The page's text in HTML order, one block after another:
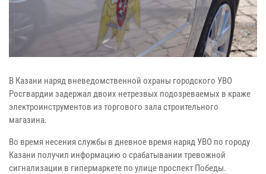
В Казани наряд вневедомственной охраны городского УВО
Росгвардии задержал двоих нетрезвых подозреваемых в краже
электроинструментов из торгового зала строительного
магазина.
Во время несения службы в дневное время наряд УВО по городу
Казани получил информацию о срабатывании тревожной
сигнализации в гипермаркете по улице проспект Победы.